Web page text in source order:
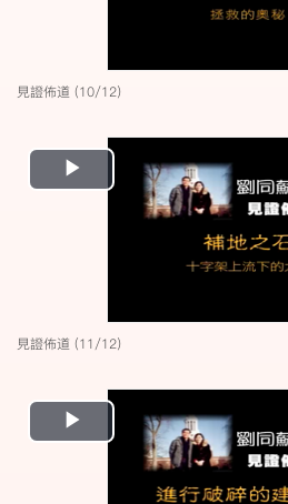
見證佈道 (10/12)
Play
Video
見證佈道 (11/12)
Play
Video